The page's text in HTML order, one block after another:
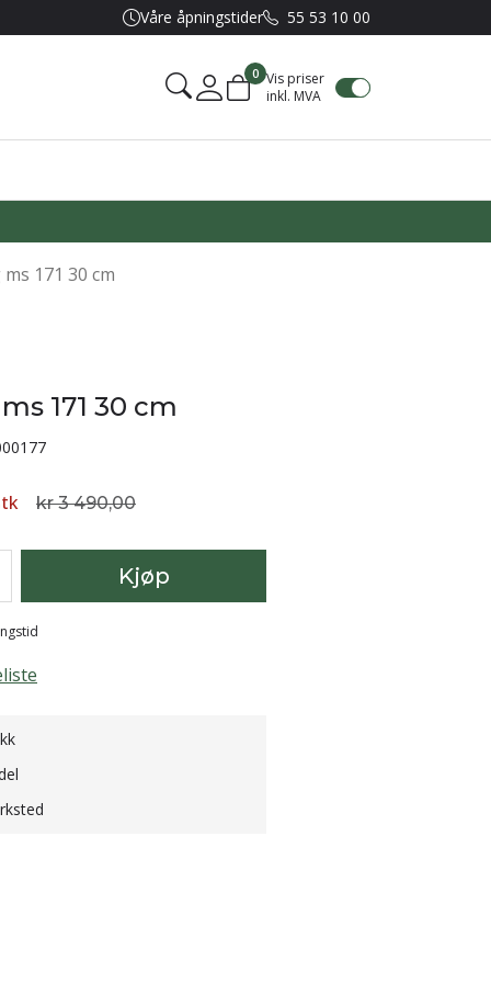
Våre åpningstider 55 53 10 00
Mine sider
0 Vis priser
inkl. MVA
171 30 cm
171 30 cm
kr 3 490,00
Kjøp